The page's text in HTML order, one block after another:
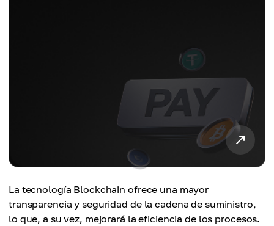
La tecnología Blockchain ofrece una mayor
transparencia y seguridad de la cadena de suministro,
lo que, a su vez, mejorará la eficiencia de los procesos.